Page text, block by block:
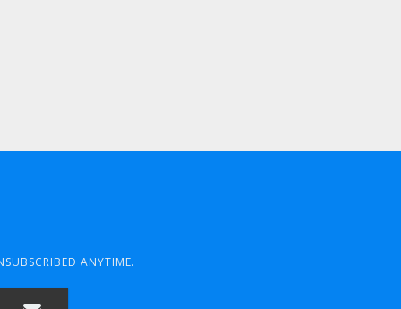
ANYTIME.